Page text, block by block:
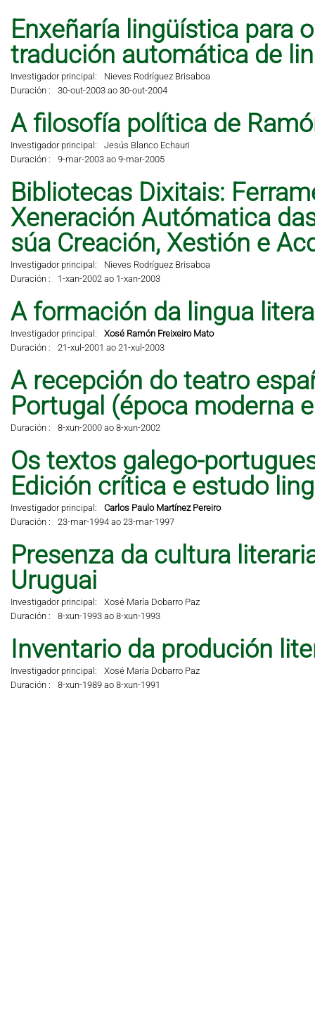
Enxeñaría lingüística para
tradución automática de
Investigador principal:
Nieves Rodríguez Brisaboa
Duración :
30-out-2003 ao 30-out-2004
A filosofía política de
Investigador principal:
Jesús Blanco Echauri
Duración :
9-mar-2003 ao 9-mar-2005
Bibliotecas Dixitais:
Xeneración Autómatica
súa Creación, Xestión e
Investigador principal:
Nieves Rodríguez Brisaboa
Duración :
1-xan-2002 ao 1-xan-2003
A formación da lingua
Investigador principal:
Xosé Ramón Freixeiro Mato
Duración :
21-xul-2001 ao 21-xul-2003
A recepción do teatro
Portugal (época moderna
Duración : 8-xun-2000 ao 8-xun-2002
Os textos galego-
Edición crítica e estudo
Investigador principal:
Carlos Paulo Martínez Pereiro
Duración :
23-mar-1994 ao 23-mar-1997
Presenza da cultura
Uruguai
Investigador principal:
Xosé María Dobarro Paz
Duración :
8-xun-1993 ao 8-xun-1993
Inventario da produción
Investigador principal:
Xosé María Dobarro Paz
Duración :
8-xun-1989 ao 8-xun-1991